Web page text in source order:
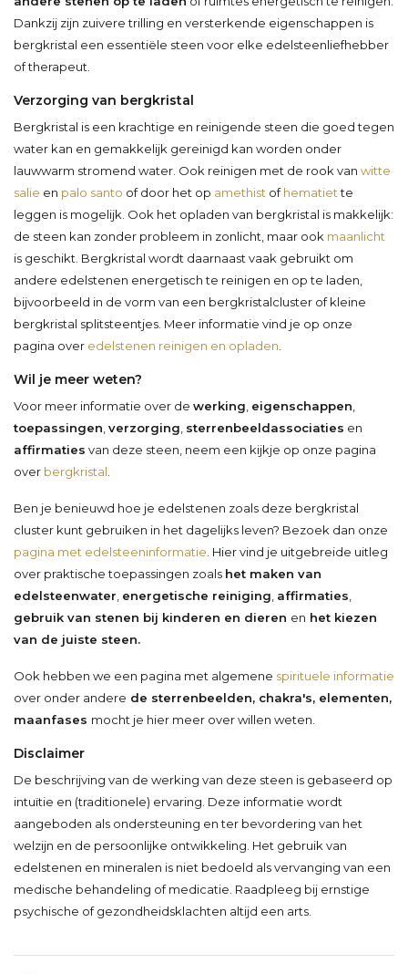
Dankzij zijn zuivere trilling en versterkende eigenschappen is
bergkristal een essentiële steen voor elke edelsteenliefhebber
of therapeut.
Verzorging van bergkristal
Bergkristal is een krachtige en reinigende steen die goed tegen
water kan en gemakkelijk gereinigd kan worden onder
lauwwarm stromend water. Ook reinigen met de rook van witte
salie en palo santo of door het op amethist ofhematiette
leggen is mogelijk. Ook het opladen van bergkristal is makkelijk:
de steen kan zonder probleem in zonlicht, maar ook maanlicht
is geschikt. Bergkristal wordt daarnaast vaak gebruikt om
andere edelstenen energetisch te reinigen en op te laden,
bijvoorbeeld in de vorm van een bergkristalcluster of kleine
bergkristal splitsteentjes. Meer informatie vind je op onze
pagina over edelstenen reinigen en opladen
Wil je meer weten?
Voor meer informatie over de werking eigenschappen
toepassingen verzorging sterrenbeeldassociaties en
affirmaties van deze steen, neem een kijkje op onze pagina
over bergkristal
Ben je benieuwd hoe je edelstenen zoals deze bergkristal
cluster kunt gebruiken in het dagelijks leven? Bezoek dan onze
pagina met edelsteeninformatie . Hier vind je uitgebreide uitleg
over praktische toepassingen zoals het maken van
edelsteenwater energetische reiniging affirmaties
gebruik van stenen bij kinderen en dieren en het kiezen
van de juiste steen.
Ook hebben we een pagina met algemene spirituele informatie
over onder andere de sterrenbeelden, chakra's, elementen,
maanfases mocht je hier meer over willen weten.
Disclaimer
De beschrijving van de werking van deze steen is gebaseerd op
intuïtie en (traditionele) ervaring. Deze informatie wordt
aangeboden als ondersteuning en ter bevordering van het
welzijn en de persoonlijke ontwikkeling. Het gebruik van
edelstenen en mineralen is niet bedoeld als vervanging van een
medische behandeling of medicatie. Raadpleeg bij ernstige
psychische of gezondheidsklachten altijd een arts.